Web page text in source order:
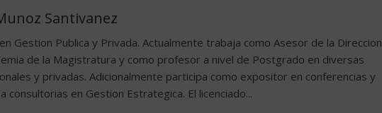
Santivanez
Gestion Publica y Privada. Actualmente trabaja como Asesor de la Direccion
de la Magistratura y como profesor a nivel de Postgrado en diversas
y privadas. Adicionalmente participa como expositor en conferencias y
consultorias en Gestion Estrategica. El licenciado...